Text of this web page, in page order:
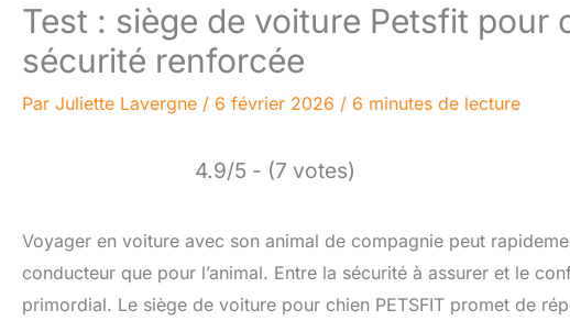
Test : siège de voiture Petsfit pour
sécurité renforcée
Par Juliette Lavergne / 6 février 2026 / 6 minutes de lecture
4.9/5 - (7 votes)
Voyager en voiture avec son animal de compagnie peut
conducteur que pour l’animal. Entre la sécurité à assurer et le
primordial. Le siège de voiture pour chien PETSFIT promet de